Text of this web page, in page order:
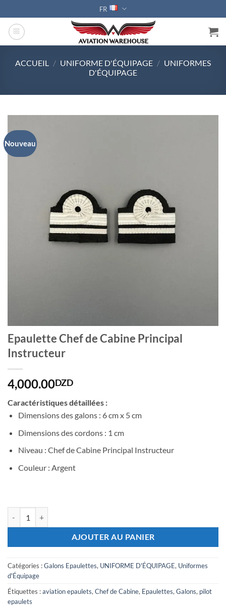
au
contenu
FR
ACCUEIL / UNIFORME D'ÉQUIPAGE / UNIFORMES
D'ÉQUIPAGE
Nouveau
Epaulette Chef de Cabine Principal
Instructeur
4,000.00DZD
Caractéristiques détaillées :
Dimensions des galons : 6 cm x 5 cm
Dimensions des cordons : 1 cm
Niveau : Chef de Cabine Principal Instructeur
Couleur : Argent
AJOUTER AU PANIER
Catégories :Galons Epaulettes, UNIFORME D'ÉQUIPAGE, Uniformes
d'Équipage
Étiquettes :aviation epaulets,Chef de Cabine, Epaulettes,Galons, pilot
epaulets